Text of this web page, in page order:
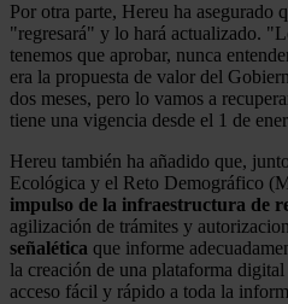
Por otra parte, Hereu ha asegurado
"regresará" y lo hará actualizado.
tenemos que aprobar, nunca
era la propuesta de valor del
dos meses, pero lo vamos a
tiene una vigencia desde el 1 de
Hereu también ha añadido que,
Ecológica y el Reto Demográfico
impulso de la infraestructura de
agilización de trámites y
señalética que informe
la creación de una plataforma
acceso fácil y rápido a toda la